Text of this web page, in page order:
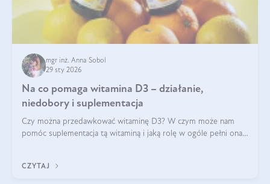
mgr inż. Anna Sobol
29 sty 2026
Na co pomaga witamina D3 – działanie,
niedobory i suplementacja
Czy można przedawkować witaminę D3? W czym może nam
pomóc suplementacja tą witaminą i jaką rolę w ogóle pełni ona
robić?
CZYTAJ